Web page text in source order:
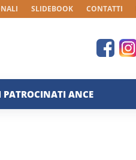
SLIDEBOOK CONTATTI
PATROCINATI ANCE